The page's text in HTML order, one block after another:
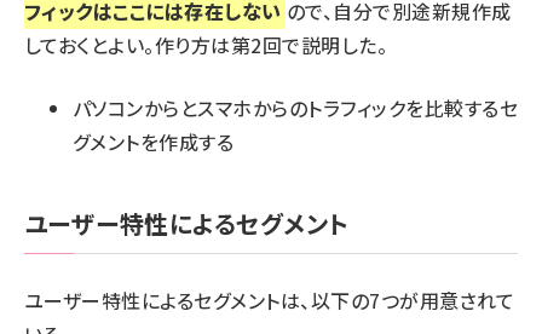
フィックはここには存在しない ので、自分で別途新規作成
しておくとよい。作り方は第2回で説明した。
パソコンからとスマホからのトラフィックを比較するセ
グメントを作成する
ユーザー特性によるセグメント
ユーザー特性によるセグメントは、以下の7つが用意されて